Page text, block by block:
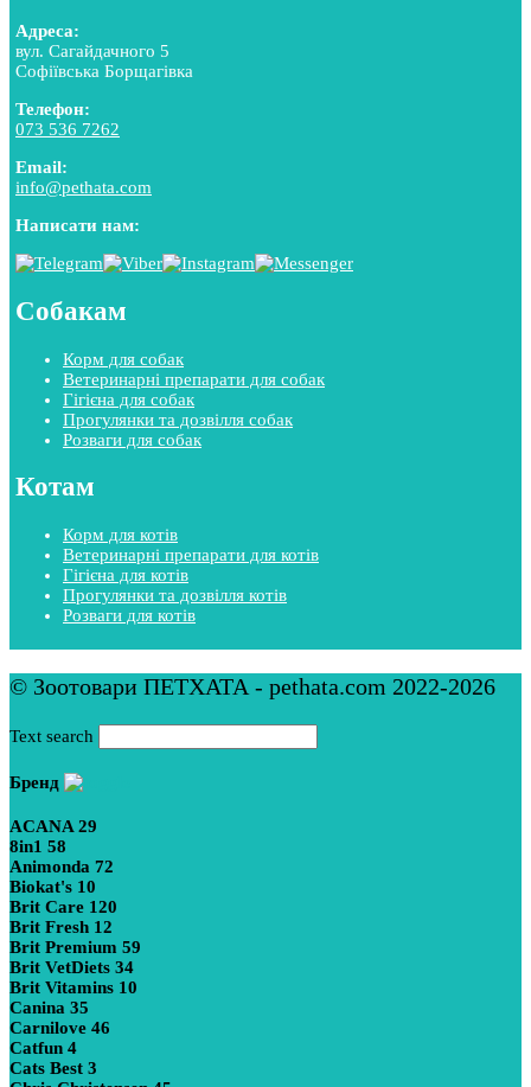
Адреса:
вул. Сагайдачного 5
Софіївська Борщагівка
Телефон:
073 536 7262
Email:
info@pethata.com
Написати нам:
Собакам
Корм для собак
Ветеринарні препарати для собак
Гігієна для собак
Прогулянки та дозвілля собак
Розваги для собак
Котам
Корм для котів
Ветеринарні препарати для котів
Гігієна для котів
Прогулянки та дозвілля котів
Розваги для котів
© Зоотовари ПЕТХАТА - pethata.com 2022-2026
Text search
Бренд
ACANA 29
8in1 58
Animonda 72
Biokat's 10
Brit Care 120
Brit Fresh 12
Brit Premium 59
Brit VetDiets 34
Brit Vitamins 10
Canina 35
Carnilove 46
Catfun 4
Cats Best 3